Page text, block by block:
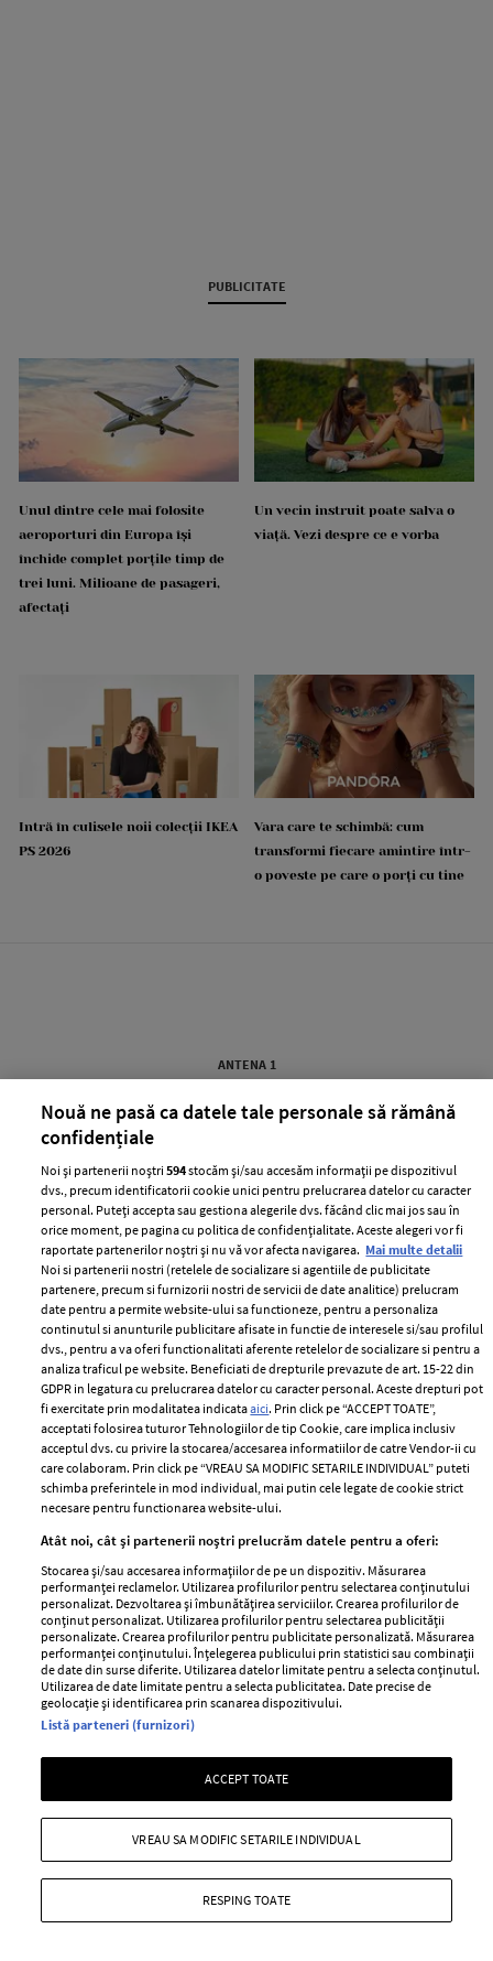
PUBLICITATE
Unul dintre cele mai folosite
aeroporturi din Europa își
închide complet porțile timp de
trei luni. Milioane de pasageri,
afectați
Un vecin instruit poate salva o
viață. Vezi despre ce e vorba
Intră în culisele noii colecții IKEA
PS 2026
Vara care te schimbă: cum
transformi fiecare amintire într-
o poveste pe care o porți cu tine
ANTENA 1
Ce diferență de vârstă există
între Rareș Cojoc și noua lui
iubită. Andreea Popescu era mai
mare decât el
Andreea Munteanu de la
Survivor s-a căsătorit civil cu
logodnicul ei. Imagini cu cei doi
miri
Motivul pentru care Mircea
Badea și Carmen Brumă nu
mănâncă niciodată împreună.
Detalii neștiute din viața lor de
cuplu
Ce a pățit un român într-o
benzinărie din Bulgaria: „Aveți
mare grijă!”. Ce a observat pe
chitanță
UNICA.RO
Nouă ne pasă ca datele tale personale să rămână
confidențiale
Noi și partenerii noștri594stocăm și/sau accesăm informații pe dispozitivul
dvs., precum identificatorii cookie unici pentru prelucrarea datelor cu caracter
personal. Puteți accepta sau gestiona alegerile dvs. făcând clic mai jos sau în
orice moment, pe pagina cu politica de confidențialitate. Aceste alegeri vor fi
raportate partenerilor noștri și nu vă vor afecta navigarea. Mai multe detalii
Noi si partenerii nostri (retelele de socializare si agentiile de publicitate
partenere, precum si furnizorii nostri de servicii de date analitice) prelucram
date pentru a permite website-ului sa functioneze, pentru a personaliza
continutul si anunturile publicitare afisate in functie de interesele si/sau profilul
dvs., pentru a va oferi functionalitati aferente retelelor de socializare si pentru a
analiza traficul pe website. Beneficiati de drepturile prevazute de art. 15-22 din
GDPR in legatura cu prelucrarea datelor cu caracter personal. Aceste drepturi pot
fi exercitate prin modalitatea indicataaici. Prin click pe “ACCEPT TOATE”,
acceptati folosirea tuturor Tehnologiilor de tip Cookie, care implica inclusiv
acceptul dvs. cu privire la stocarea/accesarea informatiilor de catre Vendor-ii cu
care colaboram. Prin click pe “VREAU SA MODIFIC SETARILE INDIVIDUAL” puteti
schimba preferintele in mod individual, mai putin cele legate de cookie strict
necesare pentru functionarea website-ului.
Atât noi, cât și partenerii noștri prelucrăm datele pentru a oferi:
Stocarea și/sau accesarea informațiilor de pe un dispozitiv. Măsurarea
performanței reclamelor. Utilizarea profilurilor pentru selectarea conținutului
personalizat. Dezvoltarea și îmbunătățirea serviciilor. Crearea profilurilor de
conținut personalizat. Utilizarea profilurilor pentru selectarea publicității
personalizate. Crearea profilurilor pentru publicitate personalizată. Măsurarea
performanței conținutului. Înțelegerea publicului prin statistici sau combinații
de date din surse diferite. Utilizarea datelor limitate pentru a selecta conținutul.
Utilizarea de date limitate pentru a selecta publicitatea. Date precise de
geolocație și identificarea prin scanarea dispozitivului.
Listă parteneri (furnizori)
ACCEPT TOATE
RESPING TOATE
VREAU SA MODIFIC SETARILE INDIVIDUAL